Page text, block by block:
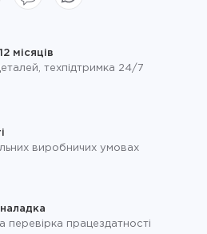
місяців
техпідтримка 24/7
виробничих умовах
перевірка працездатності